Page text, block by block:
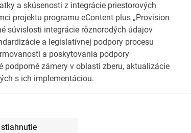
a skúsenosti z integrácie priestorových
projektu programu eContent plus „Provision
súvislosti integrácie rôznorodých údajov
a legislatívnej podpory procesu
a poskytovania podpory
zámery v oblasti zberu, aktualizácie
s ich implementáciou.
stiahnutie